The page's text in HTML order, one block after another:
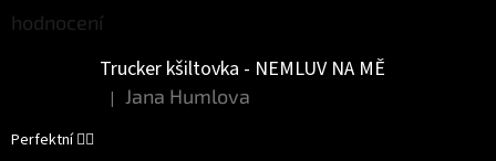
hodnocení
Trucker kšiltovka - NEMLUV NA MĚ
Hodnocení produktu je 5 z 5 hvězdiček.
| Jana Humlova
Perfektní 👌🏻